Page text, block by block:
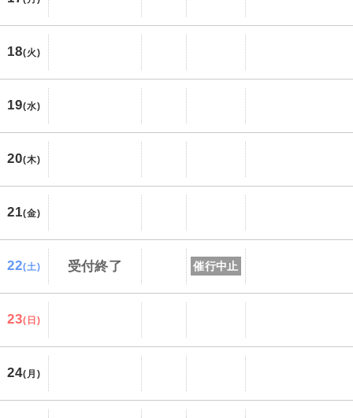
18(火)
19(水)
20(木)
21(金)
22(土) 受付終了 催行中止
23(日)
24(月)